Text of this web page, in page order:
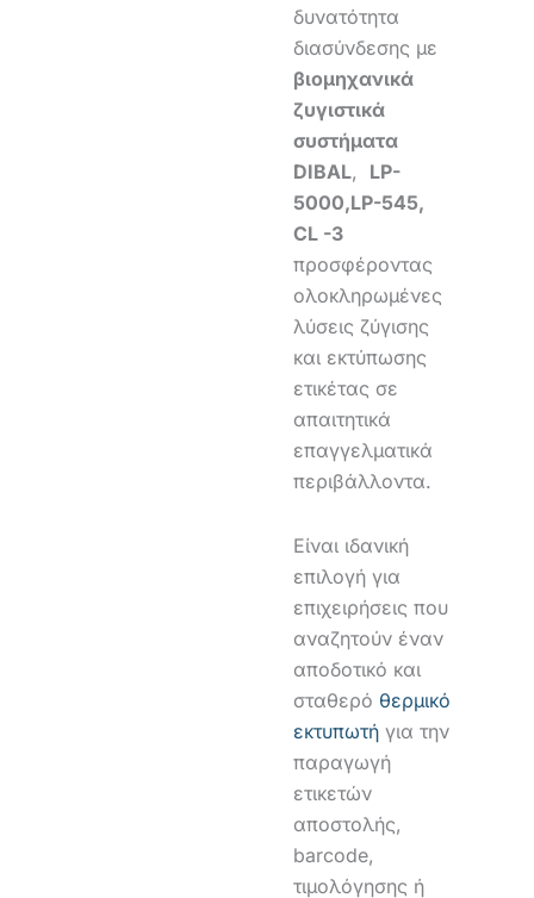
δυνατότητα
διασύνδεσης με
βιομηχανικά
ζυγιστικά
συστήματα
DIBAL, LP-
5000,LP-545,
CL -3
προσφέροντας
ολοκληρωμένες
λύσεις ζύγισης
και εκτύπωσης
ετικέτας σε
απαιτητικά
επαγγελματικά
περιβάλλοντα.
Είναι ιδανική
επιλογή για
επιχειρήσεις που
αναζητούν έναν
αποδοτικό και
σταθερό θερμικό
εκτυπωτήγια την
παραγωγή
ετικετών
αποστολής,
barcode,
τιμολόγησης ή